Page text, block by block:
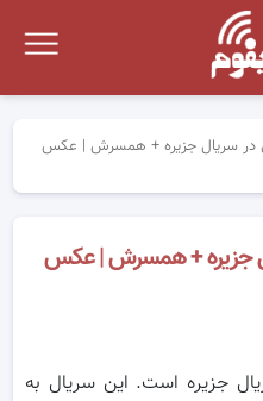
در سریال جزیره + همسرش | عکس
جزیره + همسرش | عکس
جزیره است. این سریال به